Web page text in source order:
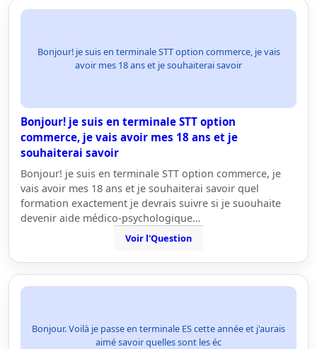
Bonjour! je suis en terminale STT option commerce, je vais
avoir mes 18 ans et je souhaiterai savoir
Bonjour! je suis en terminale STT option
commerce, je vais avoir mes 18 ans et je
souhaiterai savoir
Bonjour! je suis en terminale STT option commerce, je
vais avoir mes 18 ans et je souhaiterai savoir quel
formation exactement je devrais suivre si je suouhaite
devenir aide médico-psychologique…
Voir l'Question
Bonjour. Voilà je passe en terminale ES cette année et j'aurais
aimé savoir quelles sont les éc